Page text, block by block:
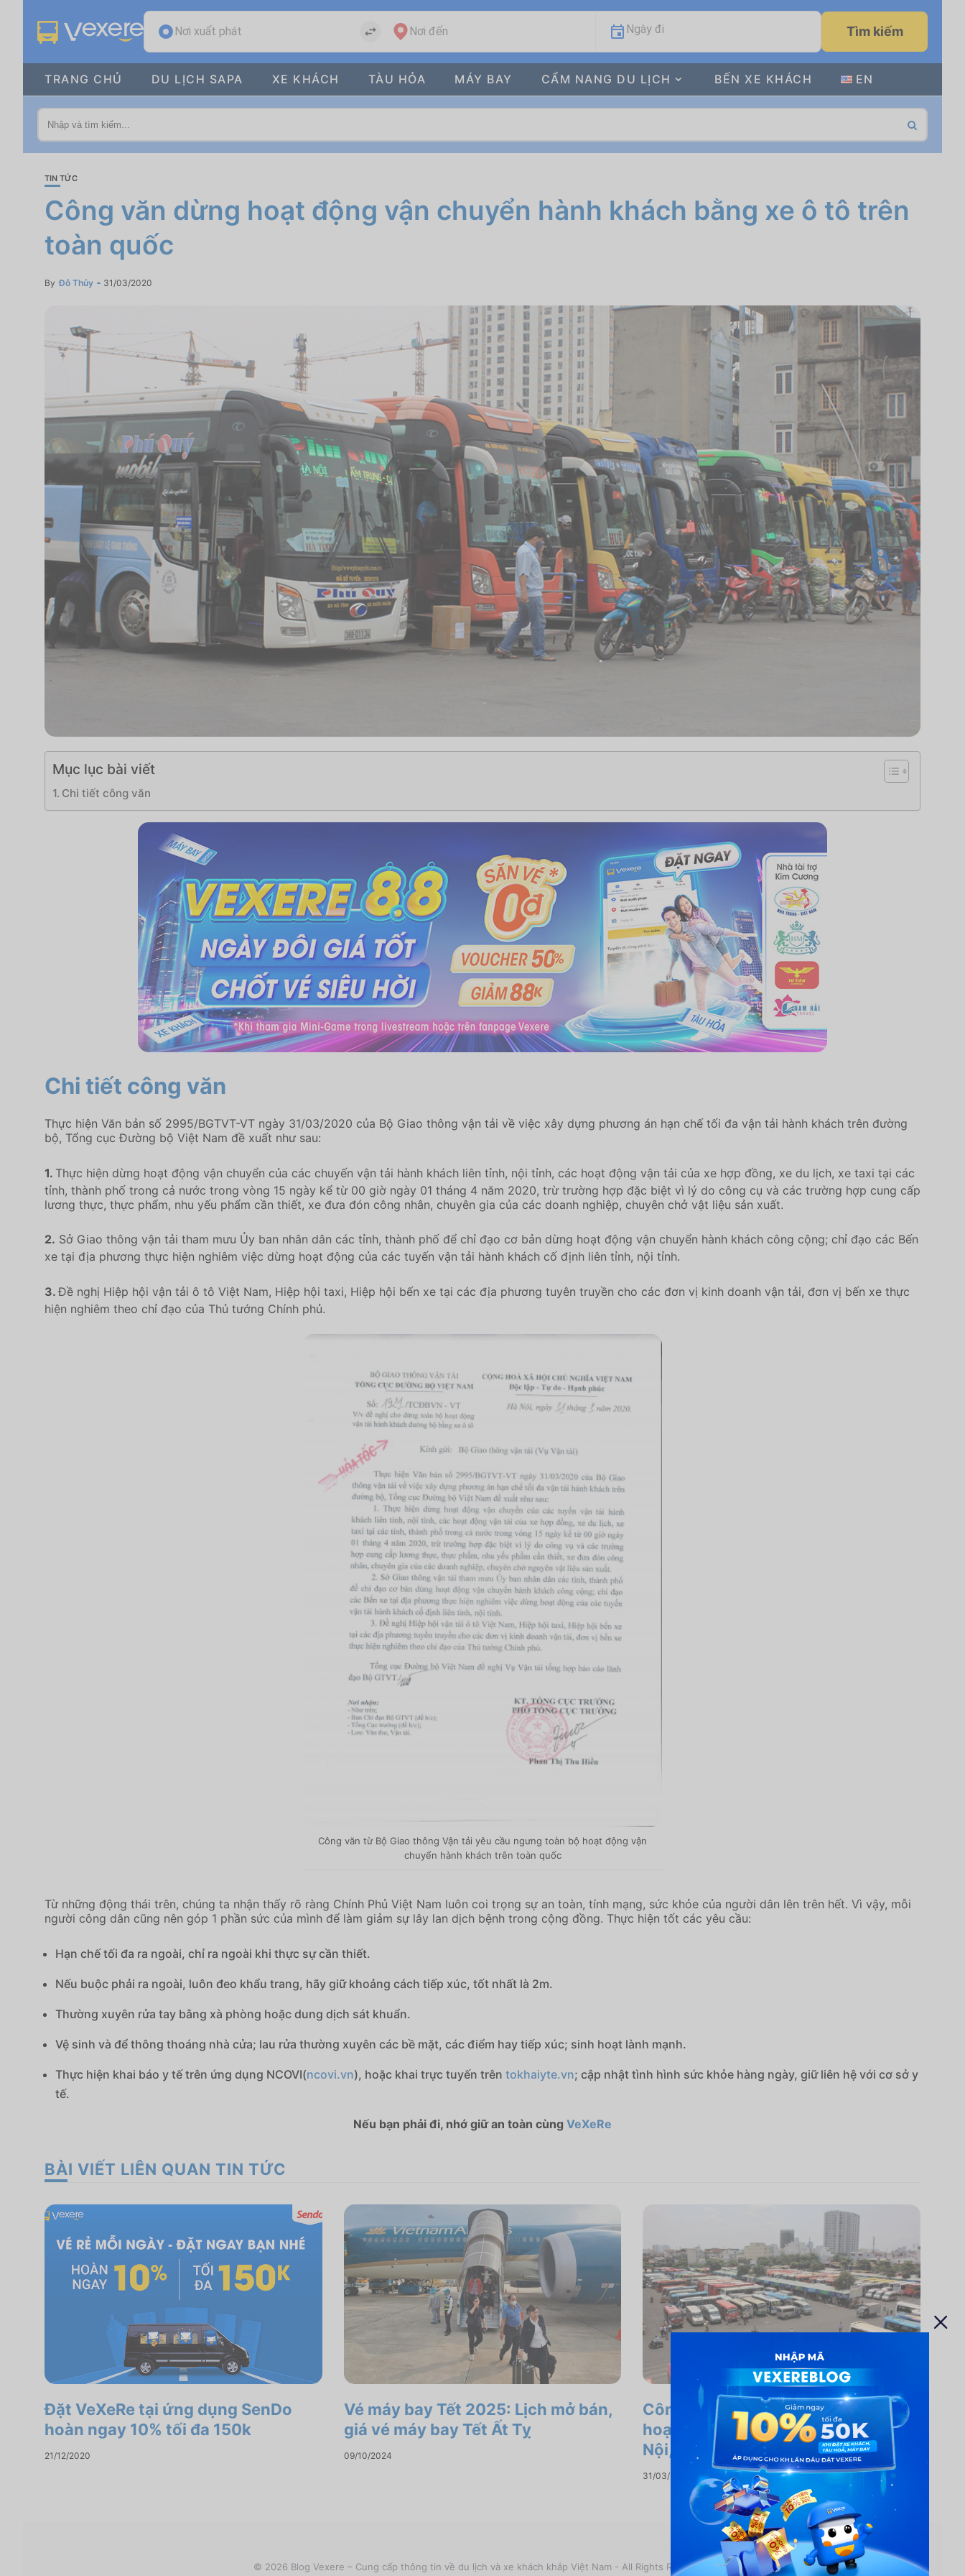
Nơi xuất phát Nơi đến Ngày đi Tìm kiếm
TRANG CHỦ DU LỊCH SAPA XE KHÁCH TÀU HỎA MÁY BAY CẨM NANG DU LỊCH BẾN XE KHÁCH EN
TIN TỨC
Công văn dừng hoạt động vận chuyển hành khách bằng xe ô tô trên
toàn quốc
By Đỗ Thủy 31/03/2020
Mục lục bài viết
Chi tiết công văn
Chi tiết công văn
Thực hiện Văn bản số 2995/BGTVT-VT ngày 31/03/2020 của Bộ Giao thông vận tải về việc xây dựng phương án hạn chế tối đa vận tải hành khách trên đường
bộ, Tổng cục Đường bộ Việt Nam đề xuất như sau:
1. Thực hiện dừng hoạt động vận chuyển của các chuyến vận tải hành khách liên tỉnh, nội tỉnh, các hoạt động vận tải của xe hợp đồng, xe du lịch, xe taxi tại các
tỉnh, thành phố trong cả nước trong vòng 15 ngày kể từ 00 giờ ngày 01 tháng 4 năm 2020, trừ trường hợp đặc biệt vì lý do công cụ và các trường hợp cung cấp
lương thực, thực phẩm, nhu yếu phẩm cần thiết, xe đưa đón công nhân, chuyên gia của các doanh nghiệp, chuyên chở vật liệu sản xuất.
2. Sở Giao thông vận tải tham mưu Ủy ban nhân dân các tỉnh, thành phố để chỉ đạo cơ bản dừng hoạt động vận chuyển hành khách công cộng; chỉ đạo các Bến
xe tại địa phương thực hiện nghiêm việc dừng hoạt động của các tuyến vận tải hành khách cố định liên tỉnh, nội tỉnh.
3.Đề nghị Hiệp hội vận tải ô tô Việt Nam, Hiệp hội taxi, Hiệp hội bến xe tại các địa phương tuyên truyền cho các đơn vị kinh doanh vận tải, đơn vị bến xe thực
hiện nghiêm theo chỉ đạo của Thủ tướng Chính phủ.
Công văn từ Bộ Giao thông Vận tải yêu cầu ngưng toàn bộ hoạt động vận
chuyển hành khách trên toàn quốc
Từ những động thái trên, chúng ta nhận thấy rõ ràng Chính Phủ Việt Nam luôn coi trọng sự an toàn, tính mạng, sức khỏe của người dân lên trên hết. Vì vậy, mỗi
người công dân cũng nên góp 1 phần sức của mình để làm giảm sự lây lan dịch bệnh trong cộng đồng. Thực hiện tốt các yêu cầu:
Hạn chế tối đa ra ngoài, chỉ ra ngoài khi thực sự cần thiết.
Nếu buộc phải ra ngoài, luôn đeo khẩu trang, hãy giữ khoảng cách tiếp xúc, tốt nhất là 2m.
Thường xuyên rửa tay bằng xà phòng hoặc dung dịch sát khuẩn.
Vệ sinh và để thông thoáng nhà cửa; lau rửa thường xuyên các bề mặt, các điểm hay tiếp xúc; sinh hoạt lành mạnh.
Thực hiện khai báo y tế trên ứng dụng NCOVI(ncovi.vn), hoặc khai trực tuyến trên tokhaiyte.vn; cập nhật tình hình sức khỏe hàng ngày, giữ liên hệ với cơ sở y
tế.
Nếu bạn phải đi, nhớ giữ an toàn cùng VeXeRe
BÀI VIẾT LIÊN QUAN TIN TỨC
Đặt VeXeRe tại ứng dụng SenDo
hoàn ngay 10% tối đa 150k
21/12/2020
Vé máy bay Tết 2025: Lịch mở bán,
giá vé máy bay Tết Ất Tỵ
09/10/2024
Công văn 2917/BGTVT-VT dừng
hoạt động xe khách đi/đến Hà
Nội,TPHCM
31/03/2020
© 2026 Blog Vexere – Cung cấp thông tin về du lịch và xe khách khắp Việt Nam - All Rights Reserved.